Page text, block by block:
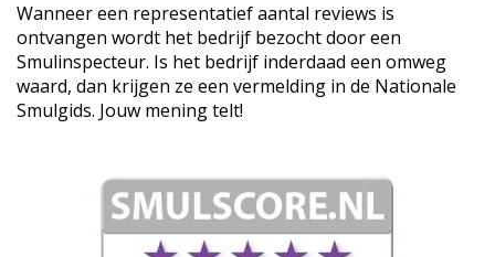
Wanneer een representatief aantal reviews is
ontvangen wordt het bedrijf bezocht door een
Smulinspecteur. Is het bedrijf inderdaad een omweg
waard, dan krijgen ze een vermelding in de Nationale
Smulgids. Jouw mening telt!